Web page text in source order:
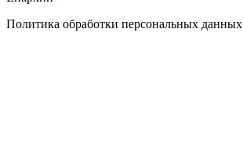
Политика обработки персональных данных